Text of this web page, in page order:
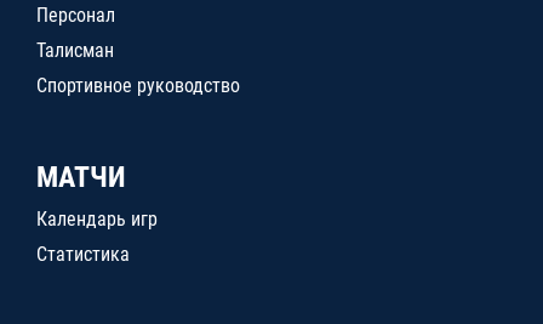
Персонал
Талисман
Спортивное руководство
МАТЧИ
Календарь игр
Статистика